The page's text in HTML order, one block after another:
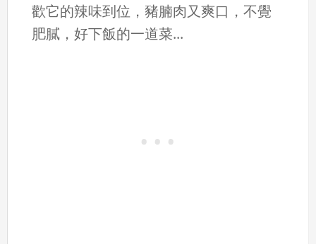
歡它的辣味到位，豬腩肉又爽口，不覺
肥膩，好下飯的一道菜...